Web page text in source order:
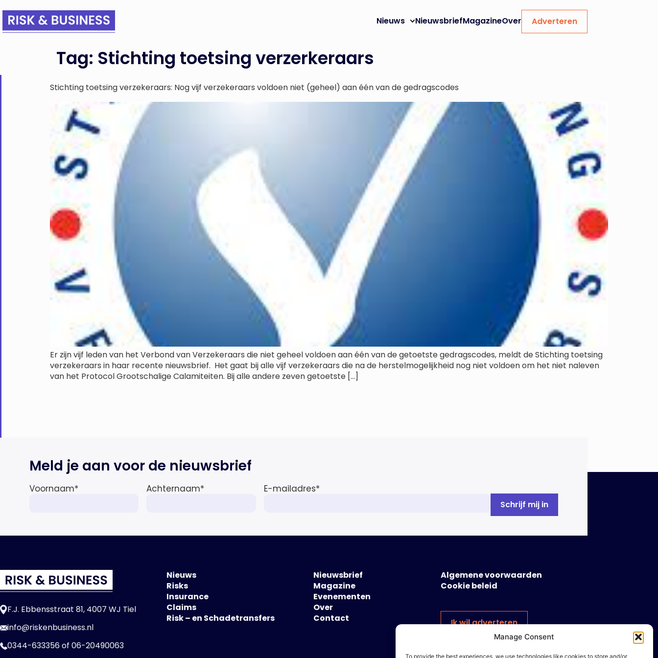
Manage Consent
To provide the best experiences, we use technologies like cookies to store and/or
Nieuws NieuwsbriefMagazineOver Adverteren
Tag: Stichting toetsing verzerkeraars
Stichting toetsing verzekeraars: Nog vijf verzekeraars voldoen niet (geheel) aan één van de gedragscodes
Er zijn vijf leden van het Verbond van Verzekeraars die niet geheel voldoen aan één van de getoetste gedragscodes, meldt de Stichting toetsing
verzekeraars in haar recente nieuwsbrief. Het gaat bij alle vijf verzekeraars die na de herstelmogelijkheid nog niet voldoen om het niet naleven
van het Protocol Grootschalige Calamiteiten. Bij alle andere zeven getoetste […]
Meld je aan voor de nieuwsbrief
Voornaam* Achternaam* E-mailadres*
F.J. Ebbensstraat 81, 4007 WJ Tiel
info@riskenbusiness.nl
0344-633356of 06-20490063
Nieuws
Risks
Insurance
Claims
Risk – en Schadetransfers
Nieuwsbrief
Magazine
Evenementen
Over
Contact
Algemene voorwaarden
Cookie beleid
Ik wil adverteren